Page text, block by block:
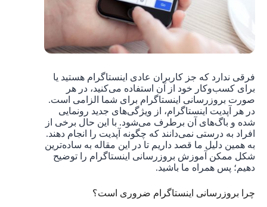
فرقی ندارد که جز کاربران عادی اینستاگرام هستید یا
برای کسب‌وکار خود از آن استفاده می‌کنید، در هر
صورت بروزرسانی اینستاگرام برای شما الزامی است.
در هر آپدیت اینستاگرام، از ویژگی‌های جدید رونمایی
شده و باگ‌های آن برطرف می‌شود. با این حال برخی از
افراد به درستی نمی‌دانند که چگونه آپدیت را انجام دهند.
به همین دلیل ما قصد داریم تا در این مقاله به ساده‌ترین
شکل ممکن آموزش بروزرسانی اینستاگرام را توضیح
دهیم؛ پس همراه ما باشید.
چرا بروزرسانی اینستاگرام ضروری است؟